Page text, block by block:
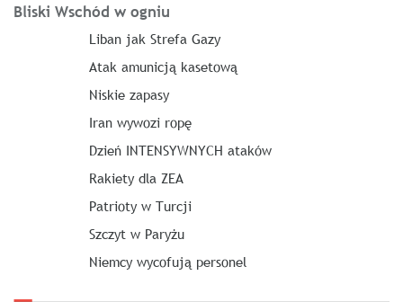
Bliski Wschód w ogniu
Liban jak Strefa Gazy
Atak amunicją kasetową
Niskie zapasy
Iran wywozi ropę
Dzień INTENSYWNYCH ataków
Rakiety dla ZEA
Patrioty w Turcji
Szczyt w Paryżu
Niemcy wycofują personel